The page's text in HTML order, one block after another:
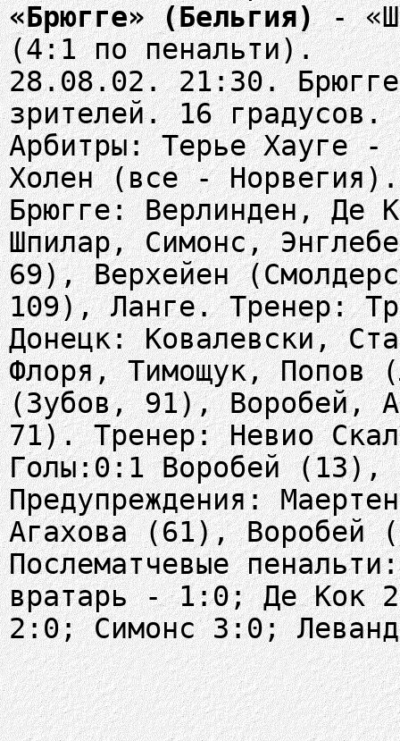
«Брюгге» (Бельгия)-
(4:1 по пенальти).
28.08.02. 21:30.
зрителей. 16 градусов.
Арбитры: Терье Хауге -
Холен (все - Норвегия).
Брюгге: Верлинден, Де
Шпилар, Симонс,
69), Верхейен
109), Ланге. Тренер:
Донецк: Ковалевски,
Флоря, Тимощук, Попов
(Зубов, 91), Воробей,
71). Тренер: Невио
Голы:0:1 Воробей
Предупреждения:
Агахова (61), Воробей
Послематчевые
вратарь - 1:0; Де Кок
2:0; Симонс 3:0;